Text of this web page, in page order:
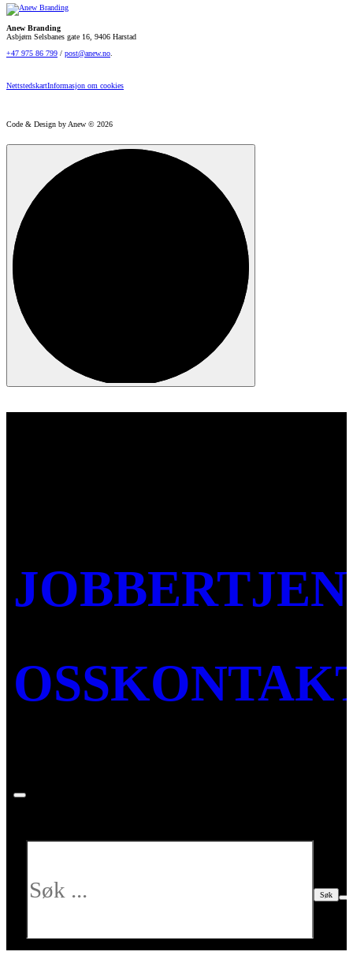
Anew Branding
Asbjørn Selsbanes gate 16, 9406 Harstad
+47 975 86 799 / post@anew.no
NettstedskartInformasjon om cookies
Code & Design by Anew © 2026
JOBBER
OSS